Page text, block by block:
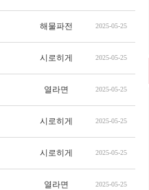
해물파전 2025-05-25
시로히게 2025-05-25
열라면 2025-05-25
시로히게 2025-05-25
시로히게 2025-05-25
열라면 2025-05-25